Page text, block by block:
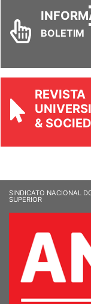
INFORM
BOLETIM
REVISTA
&
SINDICATO NACIONAL
SUPERIOR